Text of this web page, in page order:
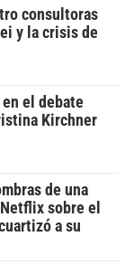
consultoras
y la crisis de
el debate
Kirchner
de una
sobre el
a su